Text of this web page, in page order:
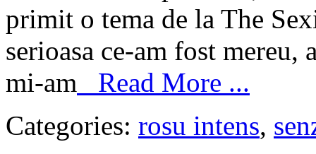
primit o tema de la The
serioasa ce-am fost mereu,
mi-am Read More ...
Categories: rosu intens,